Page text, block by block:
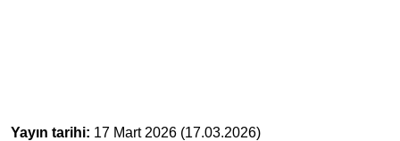
Yayın tarihi: 17 Mart 2026 (17.03.2026)